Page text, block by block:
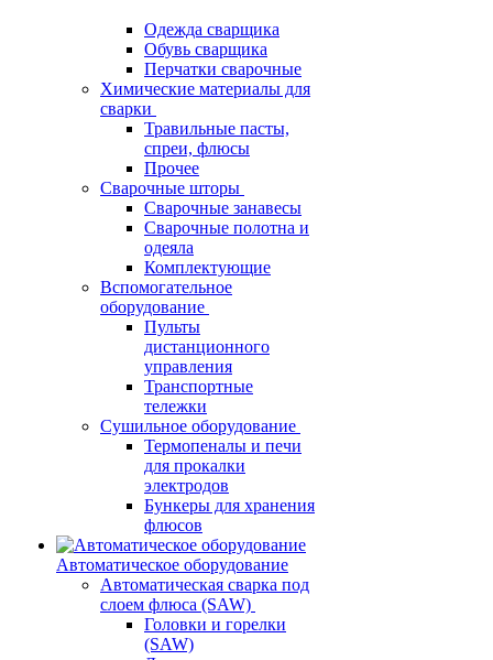
Одежда сварщика
Обувь сварщика
Перчатки сварочные
Химические материалы для
сварки
Травильные пасты,
спреи, флюсы
Прочее
Сварочные шторы
Сварочные занавесы
Сварочные полотна и
одеяла
Комплектующие
Вспомогательное
оборудование
Пульты
дистанционного
управления
Транспортные
тележки
Сушильное оборудование
Термопеналы и печи
для прокалки
электродов
Бункеры для хранения
флюсов
Автоматическое оборудование
Автоматическая сварка под
слоем флюса (SAW)
Головки и горелки
(SAW)